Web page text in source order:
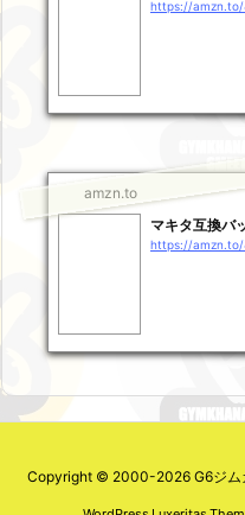
https://amzn.to/
amzn.to
マキタ互換バ
https://amzn.to/
Copyright © 2000-2026 G6ジム